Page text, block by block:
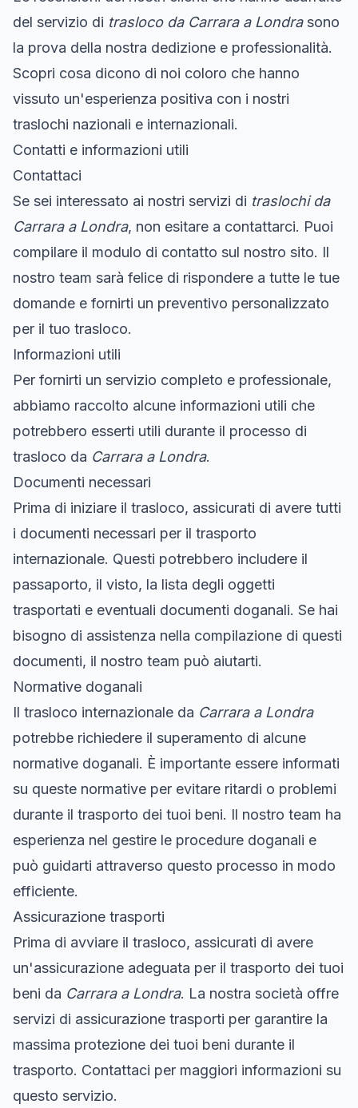
del servizio di trasloco da Carrara a Londrasono
la prova della nostra dedizione e professionalità.
Scopri cosa dicono di noi coloro che hanno
vissuto un'esperienza positiva con i nostri
traslochi nazionali e internazionali.
Contatti e informazioni utili
Contattaci
Se sei interessato ai nostri servizi di traslochi da
Carrara a Londra, non esitare a contattarci. Puoi
compilare il modulo di contatto sul nostro sito. Il
nostro team sarà felice di rispondere a tutte le tue
domande e fornirti un preventivo personalizzato
per il tuo trasloco.
Informazioni utili
Per fornirti un servizio completo e professionale,
abbiamo raccolto alcune informazioni utili che
potrebbero esserti utili durante il processo di
trasloco da Carrara a Londra.
Documenti necessari
Prima di iniziare il trasloco, assicurati di avere tutti
i documenti necessari per il trasporto
internazionale. Questi potrebbero includere il
passaporto, il visto, la lista degli oggetti
trasportati e eventuali documenti doganali. Se hai
bisogno di assistenza nella compilazione di questi
documenti, il nostro team può aiutarti.
Normative doganali
Il trasloco internazionale da Carrara a Londra
potrebbe richiedere il superamento di alcune
normative doganali. È importante essere informati
su queste normative per evitare ritardi o problemi
durante il trasporto dei tuoi beni. Il nostro team ha
esperienza nel gestire le procedure doganali e
può guidarti attraverso questo processo in modo
efficiente.
Assicurazione trasporti
Prima di avviare il trasloco, assicurati di avere
un'assicurazione adeguata per il trasporto dei tuoi
beni da Carrara a Londra. La nostra società offre
servizi di assicurazione trasporti per garantire la
massima protezione dei tuoi beni durante il
trasporto. Contattaci per maggiori informazioni su
questo servizio.